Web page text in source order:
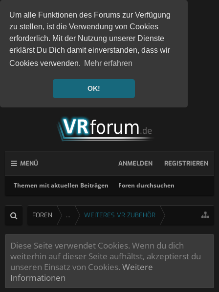
Um alle Funktionen des Forums zur Verfügung
zu stellen, ist die Verwendung von Cookies
erforderlich. Mit der Nutzung unserer Dienste
erklärst Du Dich damit einverstanden, dass wir
Cookies verwenden. Mehr erfahren
OK!
MENÜ
Themen mit aktuellen Beiträgen Foren durchsuchen
ANMELDEN REGISTRIEREN
FOREN ... WEITERES VR ZUBEHÖR
Diese Seite verwendet Cookies. Wenn du dich
weiterhin auf dieser Seite aufhältst, akzeptierst du
unseren Einsatz von Cookies. Weitere
Informationen